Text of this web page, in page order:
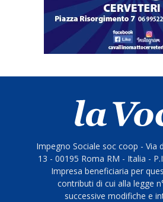
Impegno Sociale soc coop - Via
13 - 00195 Roma RM - Italia -
Impresa beneficiaria per
contributi di cui alla legge
successive modifiche e